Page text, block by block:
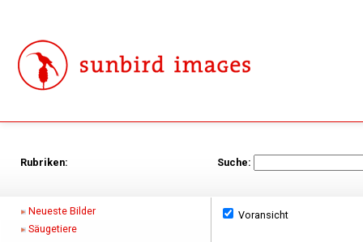
Rubriken: Suche:
Neueste Bilder
Säugetiere
Voransicht